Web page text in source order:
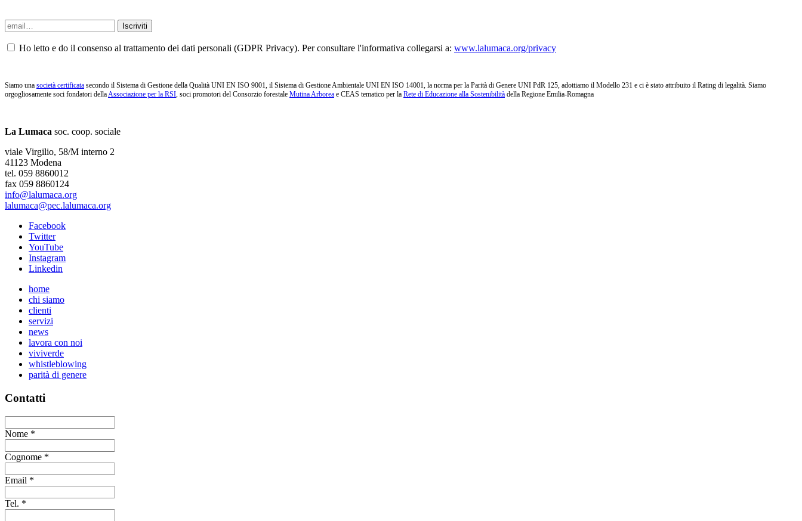
Ho letto e do il consenso al trattamento dei dati personali (GDPR Privacy). Per consultare l'informativa collegarsi a: www.lalumaca.org/privacy
Siamo una società certificata secondo il Sistema di Gestione della Qualità UNI EN ISO 9001, il Sistema di Gestione Ambientale UNI EN ISO 14001, la norma per la Parità di Genere UNI PdR 125, adottiamo il Modello 231 e ci è stato attribuito il Rating di legalità. Siamo
orgogliosamente soci fondatori dellaAssociazione per la RSI, soci promotori del Consorzio forestale Mutina Arborea e CEAS tematico per la Rete di Educazione alla Sostenibilità della Regione Emilia-Romagna
La Lumaca soc. coop. sociale
viale Virgilio, 58/M interno 2
41123 Modena
tel. 059 8860012
fax 059 8860124
info@lalumaca.org
lalumaca@pec.lalumaca.org
Facebook
Twitter
YouTube
Instagram
Linkedin
home
chi siamo
clienti
servizi
news
lavora con noi
viviverde
whistleblowing
parità di genere
Contatti
Nome *
Cognome *
Email *
Tel. *